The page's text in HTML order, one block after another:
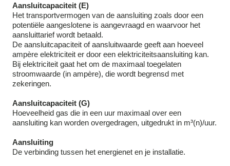
Aansluitcapaciteit (E)
Het transportvermogen van de aansluiting zoals door een
potentiële aangeslotene is aangevraagd en waarvoor het
aansluittarief wordt betaald.
De aansluitcapaciteit of aansluitwaarde geeft aan hoeveel
ampère elektriciteit er door een elektriciteitsaansluiting kan.
Bij elektriciteit gaat het om de maximaal toegelaten
stroomwaarde (in ampère), die wordt begrensd met
zekeringen.
Aansluitcapaciteit (G)
Hoeveelheid gas die in een uur maximaal over een
aansluiting kan worden overgedragen, uitgedrukt in m³(n)/uur.
Aansluiting
De verbinding tussen het energienet en je installatie.